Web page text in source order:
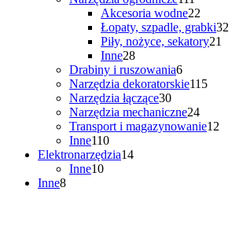
produktów
Akcesoria wodne22
produkty
Łopaty, szpadle, grabki32
Piły, nożyce, sekatory21
Inne2828
produktów
Drabiny i ruszowania66
produktów
Narzędzia dekoratorskie115115
Narzędzia łączące3030
produktów
Narzędzia mechaniczne2424
produkty
Transport i magazynowanie12
Inne110110
produktów
Elektronarzędzia1414
Inne1010
Inne88